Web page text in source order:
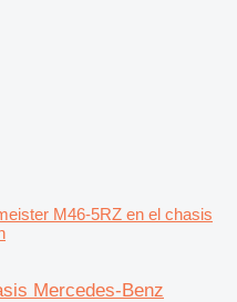
M46-5RZ en el chasis
Mercedes-Benz